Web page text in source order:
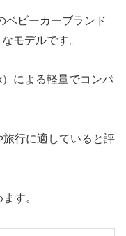
ベビーカーブランド
モデルです。
による軽量でコンパ
行に適していると評
す。